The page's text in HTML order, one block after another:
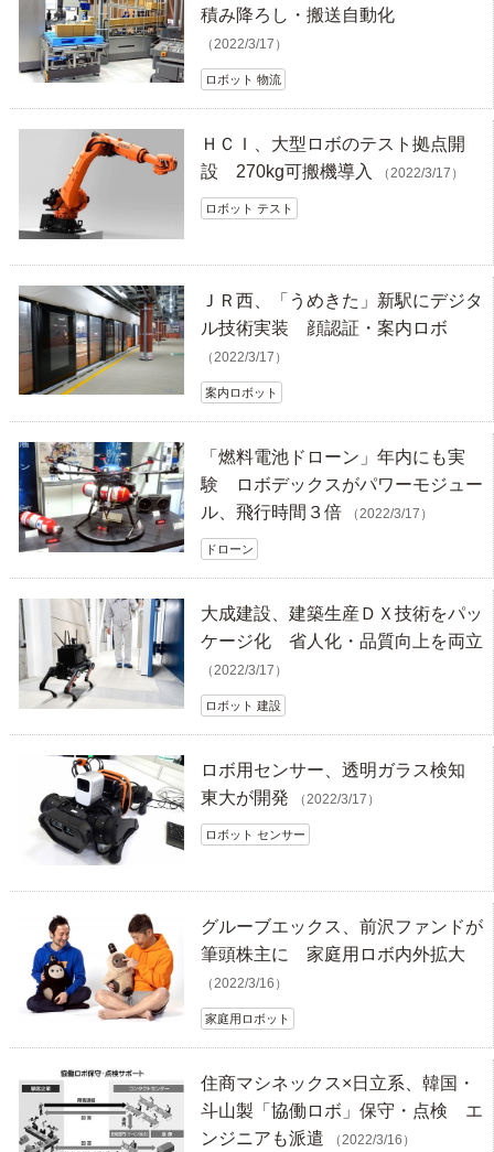
積み降ろし・搬送自動化
（2022/3/17）
ロボット 物流
ＨＣＩ、大型ロボのテスト拠点開
設 270kg可搬機導入
（2022/3/17）
ロボット テスト
ＪＲ西、「うめきた」新駅にデジタ
ル技術実装 顔認証・案内ロボ
（2022/3/17）
案内ロボット
「燃料電池ドローン」年内にも実
験 ロボデックスがパワーモジュー
ル、飛行時間３倍
（2022/3/17）
ドローン
大成建設、建築生産ＤＸ技術をパッ
ケージ化 省人化・品質向上を両立
（2022/3/17）
ロボット 建設
ロボ用センサー、透明ガラス検知
東大が開発
（2022/3/17）
ロボット センサー
グルーブエックス、前沢ファンドが
筆頭株主に 家庭用ロボ内外拡大
（2022/3/16）
家庭用ロボット
住商マシネックス×日立系、韓国・
斗山製「協働ロボ」保守・点検 エ
ンジニアも派遣
（2022/3/16）